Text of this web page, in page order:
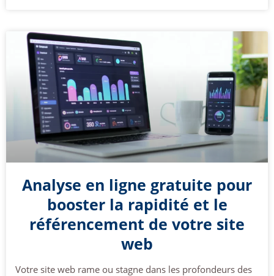
Analyse en ligne gratuite pour
booster la rapidité et le
référencement de votre site
web
Votre site web rame ou stagne dans les profondeurs des